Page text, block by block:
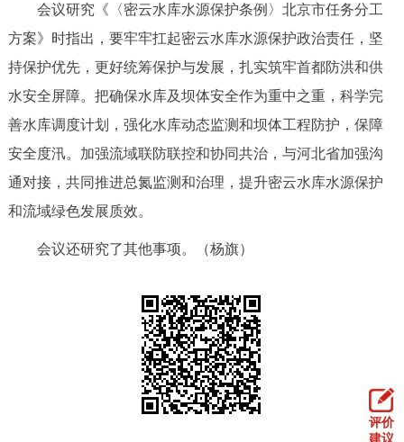
回到顶部
会议研究《〈密云水库水源保护条例〉北京市任务分工
方案》时指出，要牢牢扛起密云水库水源保护政治责任，坚
持保护优先，更好统筹保护与发展，扎实筑牢首都防洪和供
水安全屏障。把确保水库及坝体安全作为重中之重，科学完
善水库调度计划，强化水库动态监测和坝体工程防护，保障
安全度汛。加强流域联防联控和协同共治，与河北省加强沟
通对接，共同推进总氮监测和治理，提升密云水库水源保护
和流域绿色发展质效。
会议还研究了其他事项。（杨旗）
评价
建议